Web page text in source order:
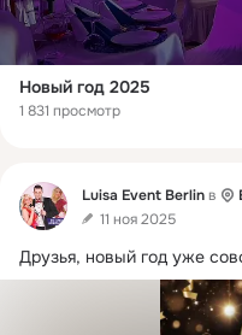
Новый год 2025
1 831 просмотр
Фид Luisa Event Berlinв
11 ноя 2025
Друзья, новый год уже